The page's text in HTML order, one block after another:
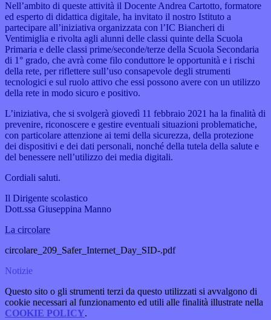
Nell’ambito di queste attività il Docente Andrea Cartotto, formatore
ed esperto di didattica digitale, ha invitato il nostro Istituto a
partecipare all’iniziativa organizzata con l’IC Biancheri di
Ventimiglia e rivolta agli alunni delle classi quinte della Scuola
Primaria e delle classi prime/seconde/terze della Scuola Secondaria
di 1° grado, che avrà come filo conduttore le opportunità e i rischi
della rete, per riflettere sull’uso consapevole degli strumenti
tecnologici e sul ruolo attivo che essi possono avere con un utilizzo
della rete in modo sicuro e positivo.
L’iniziativa, che si svolgerà giovedì 11 febbraio 2021 ha la finalità di
prevenire, riconoscere e gestire eventuali situazioni problematiche,
con particolare attenzione ai temi della sicurezza, della protezione
dei dispositivi e dei dati personali, nonché della tutela della salute e
del benessere nell’utilizzo dei media digitali.
Cordiali saluti.
Il Dirigente scolastico
Dott.ssa Giuseppina Manno
La circolare
circolare_209_Safer_Internet_Day_SID-.pdf
Notizie
Questo sito o gli strumenti terzi da questo utilizzati si avvalgono di
cookie necessari al funzionamento ed utili alle finalità illustrate nella
COOKIE POLICY.